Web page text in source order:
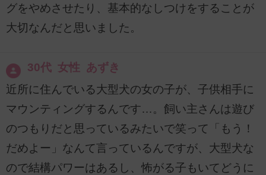
グをやめさせたり、基本的なしつけをすることが
大切なんだと思いました。
30代 女性 あずき
近所に住んでいる大型犬の女の子が、子供相手に
マウンティングするんです…。飼い主さんは遊び
のつもりだと思っているみたいで笑って「もう！
だめよー」なんて言っているんですが、大型犬な
ので結構パワーはあるし、怖がる子もいてどうに